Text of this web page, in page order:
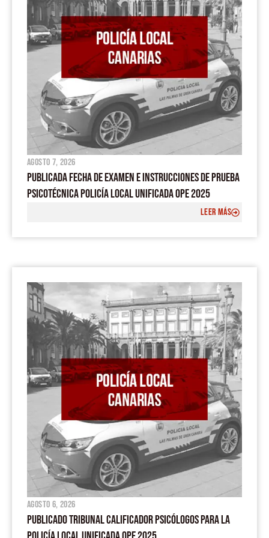
agosto 7, 2026
PUBLICADA FECHA DE EXAMEN E INSTRUCCIONES DE PRUEBA
PSICOTÉCNICA POLICÍA LOCAL UNIFICADA OPE 2025
LEER MÁS
agosto 6, 2026
PUBLICADO TRIBUNAL CALIFICADOR PSICÓLOGOS PARA LA